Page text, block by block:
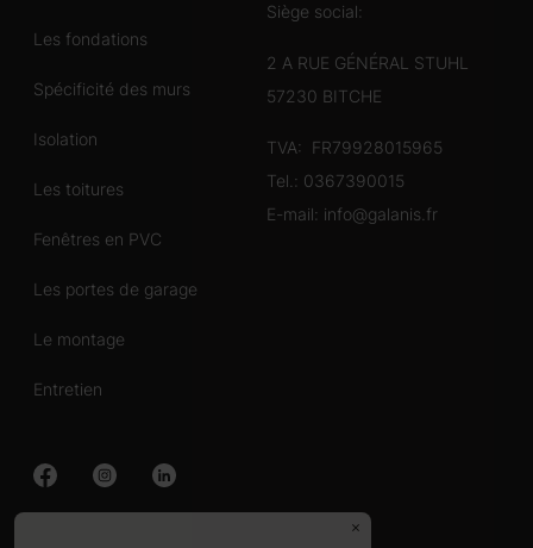
Les fondations
Spécificité des murs
Isolation
Les toitures
Fenêtres en PVC
Les portes de garage
Le montage
Entretien
Siège social:
2 A RUE GÉNÉRAL STUHL
57230 BITCHE
TVA: FR79928015965
Tel.: 0367390015
E-mail: info@galanis.fr